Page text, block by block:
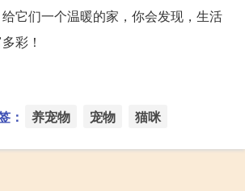
它们一个温暖的家，你会发现，生活
彩！
： 养宠物 宠物 猫咪